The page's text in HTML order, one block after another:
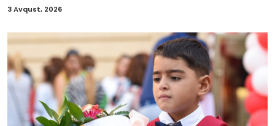
3 Avqust, 2026